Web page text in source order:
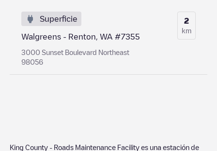
Superficie
Walgreens - Renton, WA #7355
3000 Sunset Boulevard Northeast
98056
2
km
King County - Roads Maintenance Facility es una estación de